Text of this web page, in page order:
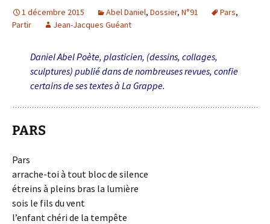
1 décembre 2015 Abel Daniel, Dossier, N°91 Pars,
Partir
Jean-Jacques Guéant
Daniel Abel Poète, plasticien, (dessins, collages,
sculptures) publié dans de nombreuses revues, confie
certains de ses textes à La Grappe.
PARS
Pars
arrache-toi à tout bloc de silence
étreins à pleins bras la lumière
sois le fils du vent
l’enfant chéri de la tempête